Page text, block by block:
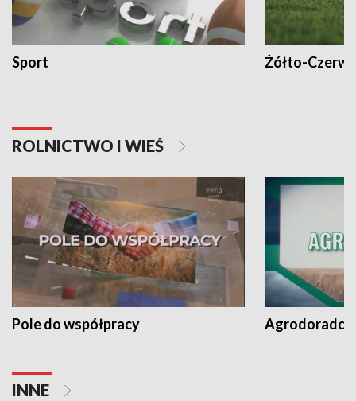
Sport Żółto-
ROLNICTWO I WIEŚ
Pole do współpracy Agrodoradcy
INNE